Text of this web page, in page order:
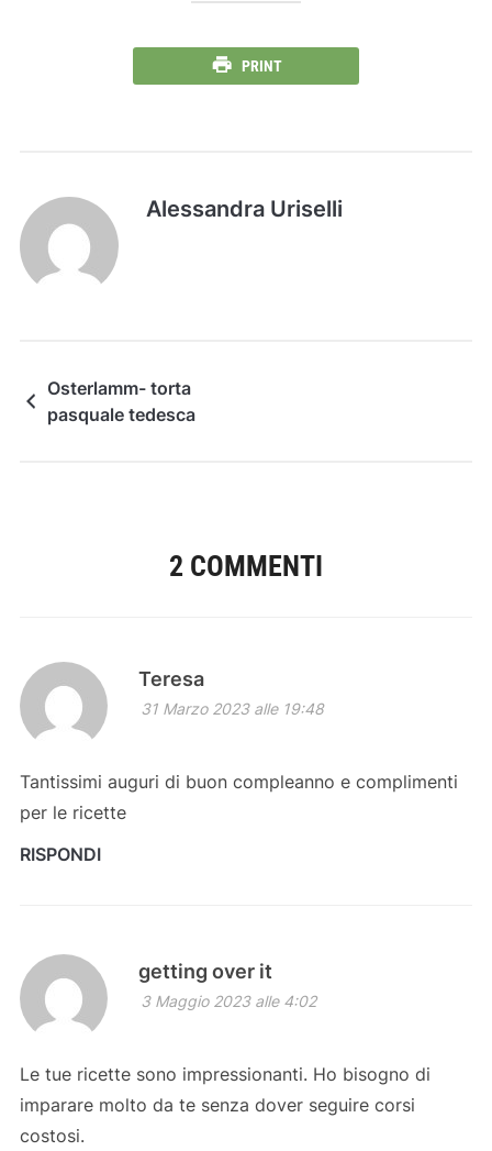
PRINT
Alessandra Uriselli
Osterlamm- torta
pasquale tedesca
2 COMMENTI
Teresa
31 Marzo 2023 alle 19:48
Tantissimi auguri di buon compleanno e complimenti
per le ricette
RISPONDI
getting over it
3 Maggio 2023 alle 4:02
Le tue ricette sono impressionanti. Ho bisogno di
imparare molto da te senza dover seguire corsi
costosi.